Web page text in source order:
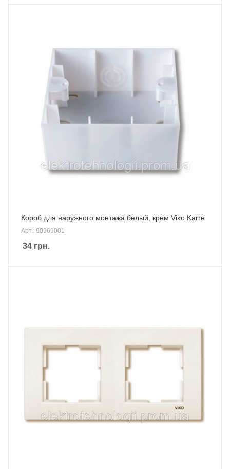
Короб для наружного монтажа белый, крем Viko Karre
Арт.: 90969001
34 грн.